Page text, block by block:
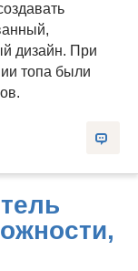
дизайн. При
топа были